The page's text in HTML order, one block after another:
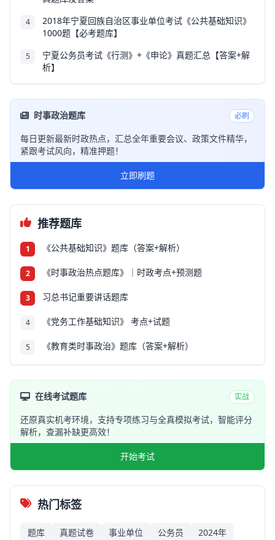
4
2018年宁夏回族自治区事业单位考试《公共基础知识》
1000题【必考题库】
5
宁夏公务员考试《行测》+《申论》真题汇总【答案+解
析】
时事政治题库 必刷
每日更新最新时政热点，汇总全年重要会议、政策文件精华，
紧跟考试风向，精准押题！
立即刷题
推荐题库
1 《公共基础知识》题库（答案+解析）
2 《时事政治热点题库》｜时政考点+预测题
3 习总书记重要讲话题库
4 《党务工作基础知识》 考点+试题
5 《教育类时事政治》题库（答案+解析）
在线考试题库 实战
还原真实机考环境，支持专项练习与全真模拟考试，智能评分
解析，查漏补缺更高效！
开始考试
热门标签
题库 真题试卷 事业单位 公务员 2024年